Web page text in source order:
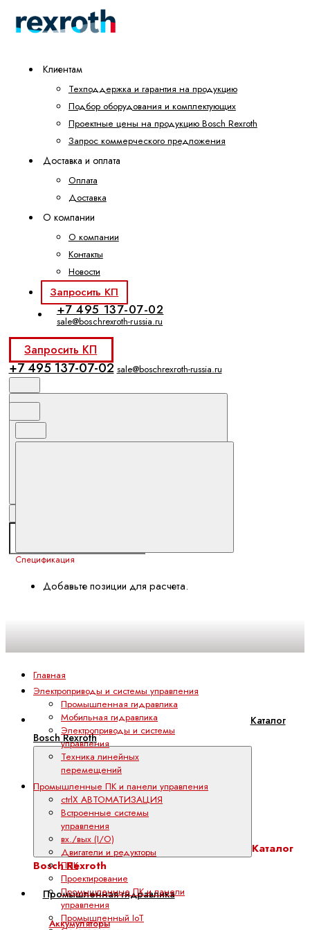
Клиентам
Техподдержка и гарантия на продукцию
Подбор оборудования и комплектующих
Проектные цены на продукцию Bosch Rexroth
Запрос коммерческого предложения
Доставка и оплата
Оплата
Доставка
О компании
О компании
Контакты
Новости
Запросить КП
+7 495 137-07-02
sale@boschrexroth-russia.ru
Запросить КП
+7 495 137-07-02 sale@boschrexroth-russia.ru
Спецификация
Добавьте позиции для расчета.
Каталог
Bosch Rexroth
Каталог
Bosch Rexroth
Промышленная гидравлика
Аккумуляторы
Главная
Электроприводы и системы управления
Промышленная гидравлика
Мобильная гидравлика
Электроприводы и системы
управления
Техника линейных
перемещений
Промышленные ПК и панели управления
ctrlX АВТОМАТИЗАЦИЯ
Встроенные системы
управления
вх./вых (I/O)
Двигатели и редукторы
ПЛК
Проектирование
Промышленные ПК и панели
управления
Промышленный IoT